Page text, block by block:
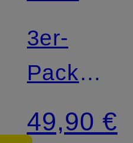
3er-
Pack
49,90 €